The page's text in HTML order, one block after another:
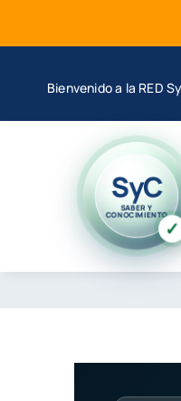
al
Bienvenido a la RED
SyC
SABER Y
CONOCIMIENTO
✓